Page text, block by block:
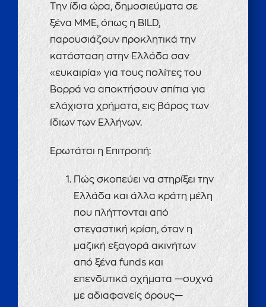
Την ίδια ώρα, δημοσιεύματα σε
ξένα ΜΜΕ, όπως η BILD,
παρουσιάζουν προκλητικά την
κατάσταση στην Ελλάδα σαν
«ευκαιρία» για τους πολίτες του
Βορρά να αποκτήσουν σπίτια για
ελάχιστα χρήματα, εις βάρος των
ίδιων των Ελλήνων.
Ερωτάται η Επιτροπή:
Πώς σκοπεύει να στηρίξει την
Ελλάδα και άλλα κράτη μέλη
που πλήττονται από
στεγαστική κρίση, όταν η
μαζική εξαγορά ακινήτων
από ξένα funds και
επενδυτικά σχήματα —συχνά
με αδιαφανείς όρους—